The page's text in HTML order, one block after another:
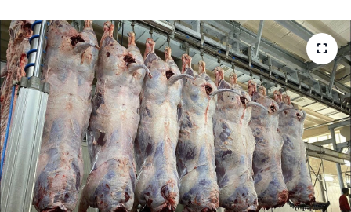
Tarım Bilgisi
Yetiştirici Soruyor
Dünyada Tarım
Üretici Birlikleri
Şeker ve Şekerli Mamüller